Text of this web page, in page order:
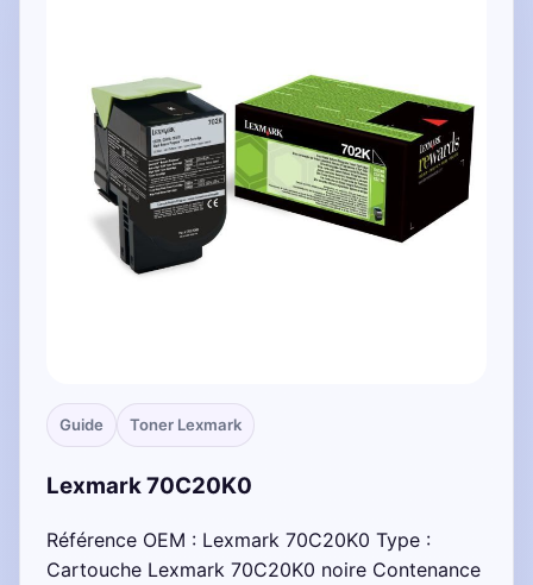
Guide Toner Lexmark
Lexmark 70C20K0
Référence OEM : Lexmark 70C20K0 Type :
Cartouche Lexmark 70C20K0 noire Contenance